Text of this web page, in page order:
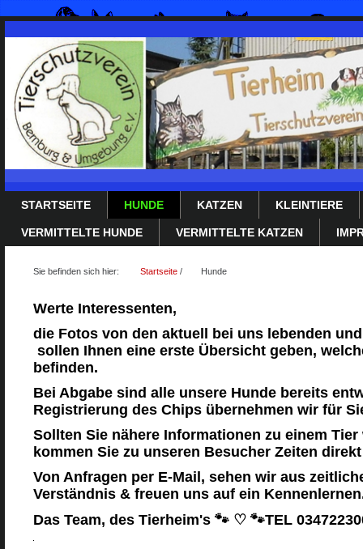
STARTSEITE HUNDE KATZEN KLEINTIERE
VERMITTELTE HUNDE VERMITTELTE KATZEN
Sie befinden sich hier: Startseite / Hunde
Werte Interessenten,
die Fotos von den aktuell bei uns lebenden
sollen Ihnen eine erste Übersicht geben,
befinden.
Bei Abgabe sind alle unsere Hunde bereits
Registrierung des Chips übernehmen wir für
Sollten Sie nähere Informationen zu einem
kommen Sie zu unseren Besucher Zeiten
Von Anfragen per E-Mail, sehen wir aus
Verständnis & freuen uns auf ein
Das Team, des Tierheim's 🐾 ♡ 🐾TEL